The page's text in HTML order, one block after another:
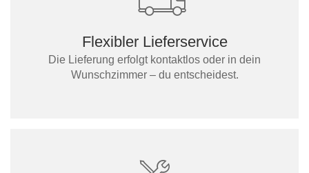
Flexibler Lieferservice
Die Lieferung erfolgt kontaktlos oder in dein
Wunschzimmer – du entscheidest.